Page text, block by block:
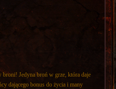
Jedyna broń w grze, która daje
dającego bonus do życia i many